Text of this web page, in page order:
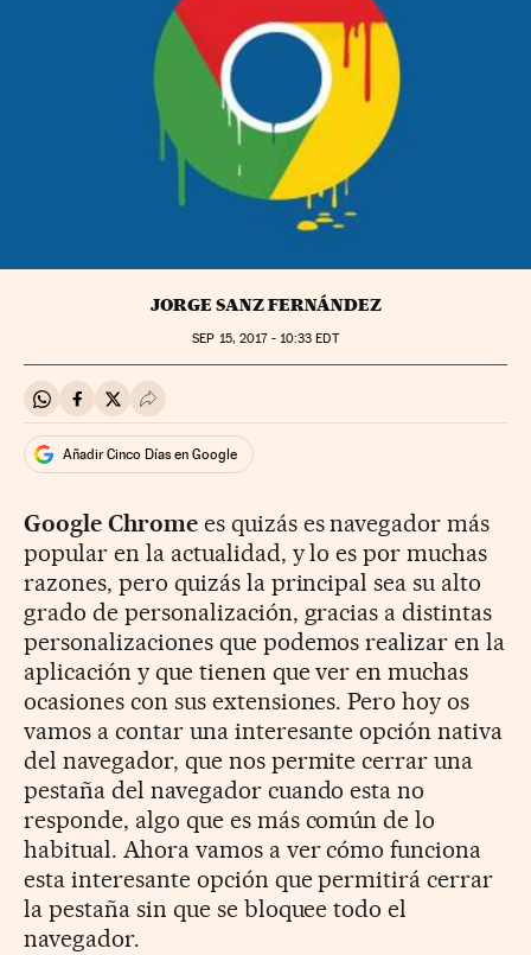
JORGE SANZ FERNÁNDEZ
SEP 15, 2017 - 10:33 EDT
Compartir en Whatsapp
Compartir en Facebook
Compartir en Twitter
Desplegar Redes Sociales
Añadir Cinco Días en Google
Google Chromees quizás es navegador más
popular en la actualidad, y lo es por muchas
razones, pero quizás la principal sea su alto
grado de personalización, gracias a distintas
personalizaciones que podemos realizar en la
aplicación y que tienen que ver en muchas
ocasiones con sus extensiones. Pero hoy os
vamos a contar una interesante opción nativa
del navegador, que nos permite cerrar una
pestaña del navegador cuando esta no
responde, algo que es más común de lo
habitual. Ahora vamos a ver cómo funciona
esta interesante opción que permitirá cerrar
la pestaña sin que se bloquee todo el
navegador.